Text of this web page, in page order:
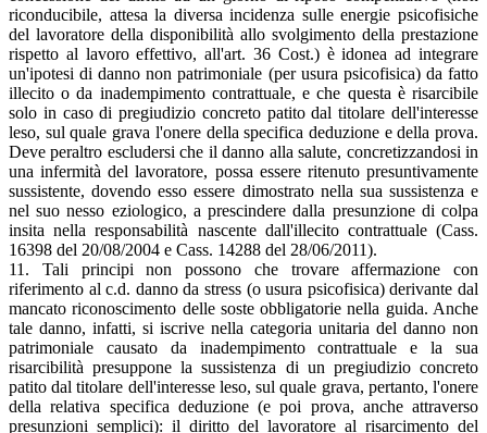
riconducibile, attesa la diversa incidenza sulle energie psicofisiche
del lavoratore della disponibilità allo svolgimento della prestazione
rispetto al lavoro effettivo, all'art. 36 Cost.) è idonea ad integrare
un'ipotesi di danno non patrimoniale (per usura psicofisica) da fatto
illecito o da inadempimento contrattuale, e che questa è risarcibile
solo in caso di pregiudizio concreto patito dal titolare dell'interesse
leso, sul quale grava l'onere della specifica deduzione e della prova.
Deve peraltro escludersi che il danno alla salute, concretizzandosi in
una infermità del lavoratore, possa essere ritenuto presuntivamente
sussistente, dovendo esso essere dimostrato nella sua sussistenza e
nel suo nesso eziologico, a prescindere dalla presunzione di colpa
insita nella responsabilità nascente dall'illecito contrattuale (Cass.
16398 del 20/08/2004 e Cass. 14288 del 28/06/2011).
11. Tali principi non possono che trovare affermazione con
riferimento al c.d. danno da stress (o usura psicofisica) derivante dal
mancato riconoscimento delle soste obbligatorie nella guida. Anche
tale danno, infatti, si iscrive nella categoria unitaria del danno non
patrimoniale causato da inadempimento contrattuale e la sua
risarcibilità presuppone la sussistenza di un pregiudizio concreto
patito dal titolare dell'interesse leso, sul quale grava, pertanto, l'onere
della relativa specifica deduzione (e poi prova, anche attraverso
presunzioni semplici): il diritto del lavoratore al risarcimento del